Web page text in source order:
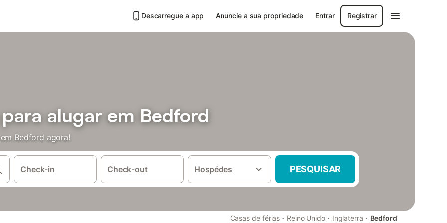
Descarregue a app Anuncie a sua propriedade Entrar Registrar
alugar em Bedford
Bedford agora!
Check-in Check-out Hospédes PESQUISAR
Casas de férias · Reino Unido · Inglaterra · Bedford